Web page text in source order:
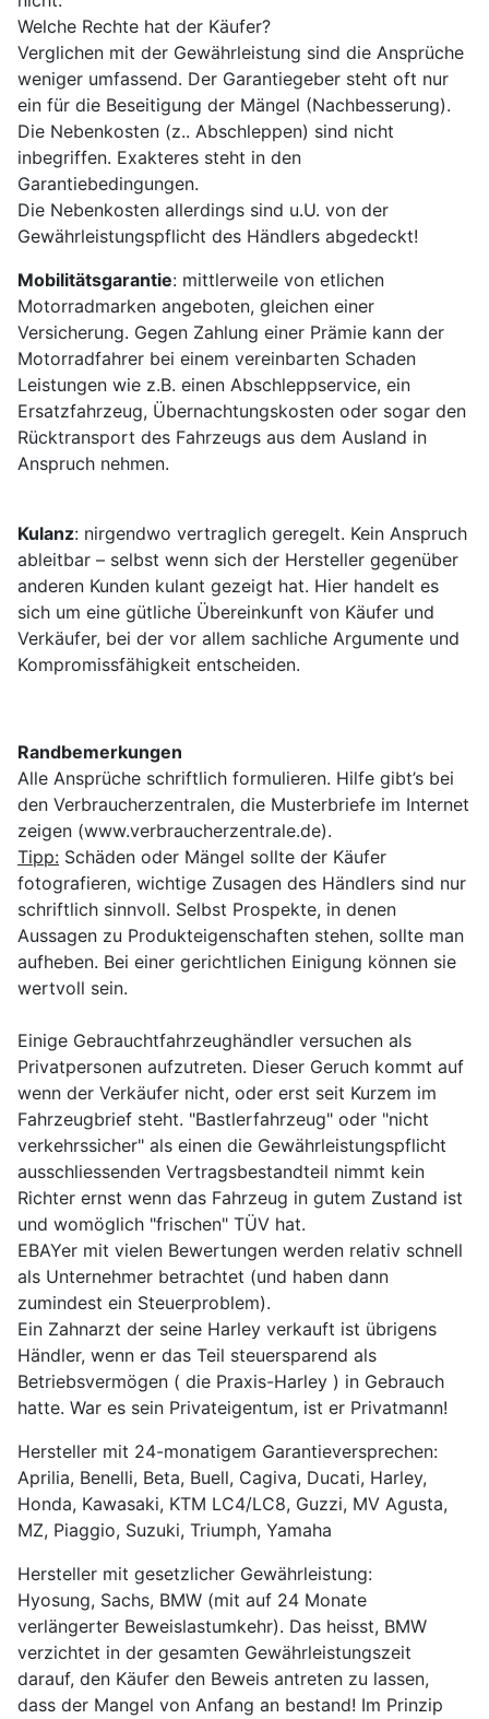
Welche Rechte hat der Käufer?
Verglichen mit der Gewährleistung sind die Ansprüche
weniger umfassend. Der Garantiegeber steht oft nur
ein für die Beseitigung der Mängel (Nachbesserung).
Die Nebenkosten (z.. Abschleppen) sind nicht
inbegriffen. Exakteres steht in den
Garantiebedingungen.
Die Nebenkosten allerdings sind u.U. von der
Gewährleistungspflicht des Händlers abgedeckt!
Mobilitätsgarantie: mittlerweile von etlichen
Motorradmarken angeboten, gleichen einer
Versicherung. Gegen Zahlung einer Prämie kann der
Motorradfahrer bei einem vereinbarten Schaden
Leistungen wie z.B. einen Abschleppservice, ein
Ersatzfahrzeug, Übernachtungskosten oder sogar den
Rücktransport des Fahrzeugs aus dem Ausland in
Anspruch nehmen.
Kulanz: nirgendwo vertraglich geregelt. Kein Anspruch
ableitbar – selbst wenn sich der Hersteller gegenüber
anderen Kunden kulant gezeigt hat. Hier handelt es
sich um eine gütliche Übereinkunft von Käufer und
Verkäufer, bei der vor allem sachliche Argumente und
Kompromissfähigkeit entscheiden.
Randbemerkungen
Alle Ansprüche schriftlich formulieren. Hilfe gibt’s bei
den Verbraucherzentralen, die Musterbriefe im Internet
zeigen (www.verbraucherzentrale.de).
Tipp: Schäden oder Mängel sollte der Käufer
fotografieren, wichtige Zusagen des Händlers sind nur
schriftlich sinnvoll. Selbst Prospekte, in denen
Aussagen zu Produkteigenschaften stehen, sollte man
aufheben. Bei einer gerichtlichen Einigung können sie
wertvoll sein.
Einige Gebrauchtfahrzeughändler versuchen als
Privatpersonen aufzutreten. Dieser Geruch kommt auf
wenn der Verkäufer nicht, oder erst seit Kurzem im
Fahrzeugbrief steht. "Bastlerfahrzeug" oder "nicht
verkehrssicher" als einen die Gewährleistungspflicht
ausschliessenden Vertragsbestandteil nimmt kein
Richter ernst wenn das Fahrzeug in gutem Zustand ist
und womöglich "frischen" TÜV hat.
EBAYer mit vielen Bewertungen werden relativ schnell
als Unternehmer betrachtet (und haben dann
zumindest ein Steuerproblem).
Ein Zahnarzt der seine Harley verkauft ist übrigens
Händler, wenn er das Teil steuersparend als
Betriebsvermögen ( die Praxis-Harley ) in Gebrauch
hatte. War es sein Privateigentum, ist er Privatmann!
Hersteller mit 24-monatigem Garantieversprechen:
Aprilia, Benelli, Beta, Buell, Cagiva, Ducati, Harley,
Honda, Kawasaki, KTM LC4/LC8, Guzzi, MV Agusta,
MZ, Piaggio, Suzuki, Triumph, Yamaha
Hersteller mit gesetzlicher Gewährleistung:
Hyosung, Sachs, BMW (mit auf 24 Monate
verlängerter Beweislastumkehr). Das heisst, BMW
verzichtet in der gesamten Gewährleistungszeit
darauf, den Käufer den Beweis antreten zu lassen,
dass der Mangel von Anfang an bestand! Im Prinzip